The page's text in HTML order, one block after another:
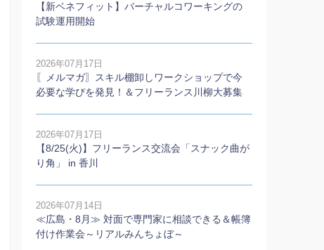
【新ベネフィット】バーチャルコワーキングの
試験運用開始
2026年07月17日
〖メルマガ〗スキル棚卸しワークショップで今
必要な学びを発見！＆フリーランス川柳大募集
2026年07月17日
【8/25(火)】フリーランス交流会「スナック曲が
り角」 in 香川
2026年07月14日
≪広島・8月≫ 対面で専門家に相談できる＆帳簿
付け作業会～リアルみんちょぼ～